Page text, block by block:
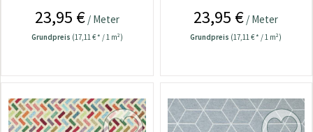
23,95 €/ Meter
Grundpreis (17,11 € * / 1 m²)
23,95 € / Meter
Grundpreis (17,11 € * / 1 m²)